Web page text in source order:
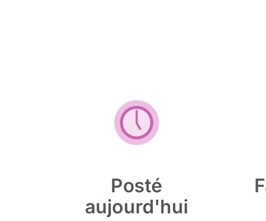
Posté
aujourd'hui